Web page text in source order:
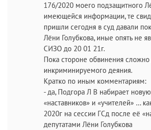
176/2020 моего подзащитного
имеющейся информации, те
пришли сегодня в суд давали
Лёни Голубкова, иные опять не
СИЗО до 20 01 21г.
Пока стороне обвинения сложно
инкриминируемого деяния.
Кратко по иным комментариям:
- да, Подгора Л В набирает
«наставников» и «учителей» …
2020г на сессии ГСд после её
депутатами Лёни Голубкова